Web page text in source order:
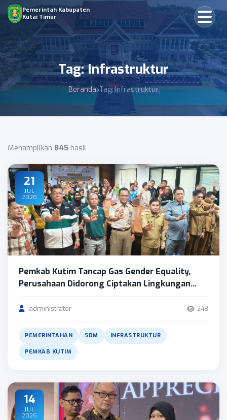
Pemerintah Kabupaten
Kutai Timur
Tag: Infrastruktur
Beranda Tag: Infrastruktur
Menampilkan 845 hasil
21
JUL
2026
Pemkab Kutim Tancap Gas Gender Equality,
Perusahaan Didorong Ciptakan Lingkungan...
administrator 248
PEMERINTAHAN SDM INFRASTRUKTUR
PEMKAB KUTIM
14
JUL
2026